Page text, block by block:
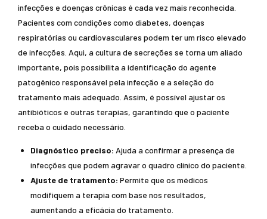
infecções e doenças crônicas é cada vez mais reconhecida.
Pacientes com condições como diabetes, doenças
respiratórias ou cardiovasculares podem ter um risco elevado
de infecções. Aqui, a cultura de secreções se torna um aliado
importante, pois possibilita a identificação do agente
patogênico responsável pela infecção e a seleção do
tratamento mais adequado. Assim, é possível ajustar os
antibióticos e outras terapias, garantindo que o paciente
receba o cuidado necessário.
Diagnóstico preciso: Ajuda a confirmar a presença de
infecções que podem agravar o quadro clínico do paciente.
Ajuste de tratamento: Permite que os médicos
modifiquem a terapia com base nos resultados,
aumentando a eficácia do tratamento.